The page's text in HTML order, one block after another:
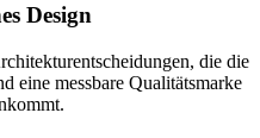
Design
die die
eine messbare Qualitätsmarke